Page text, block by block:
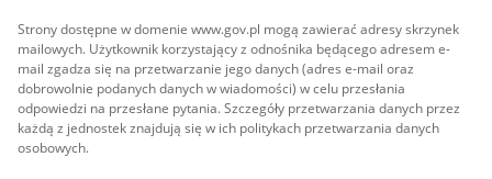
Strony dostępne w domenie www.gov.pl mogą zawierać adresy skrzynek
mailowych. Użytkownik korzystający z odnośnika będącego adresem e-
mail zgadza się na przetwarzanie jego danych (adres e-mail oraz
dobrowolnie podanych danych w wiadomości) w celu przesłania
odpowiedzi na przesłane pytania. Szczegóły przetwarzania danych przez
każdą z jednostek znajdują się w ich politykach przetwarzania danych
osobowych.